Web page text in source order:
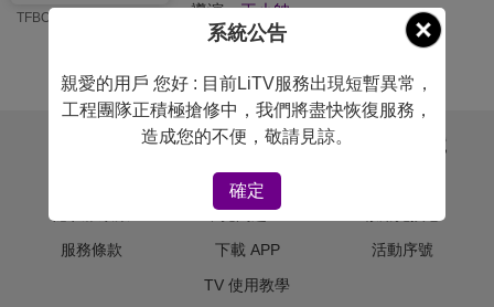
TFBOYS王源突破演出 導演：王小帥
友情 #催淚 #
柏林影展
服務條款
用戶幫助
聯絡我們
常見問題
下載 APP
TV 使用教學
體驗＆序號
活動序號
系統公告
親愛的用戶 您好 : 目前LiTV服務出現短暫異常，
工程團隊正積極搶修中，我們將盡快恢復服務，
造成您的不便，敬請見諒。
確定